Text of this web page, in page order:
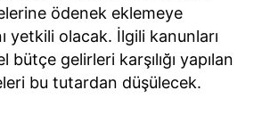
ödenek eklemeye
yetkili olacak. İlgili kanunları
bütçe gelirleri karşılığı yapılan
bu tutardan düşülecek.